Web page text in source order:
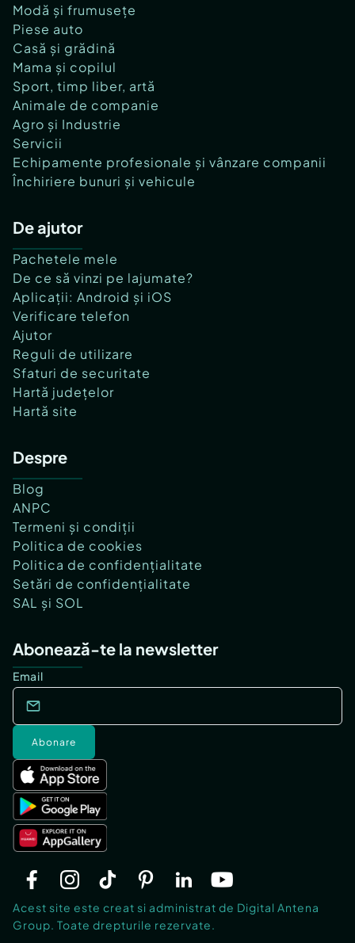
Modă și frumusețe
Piese auto
Casă și grădină
Mama și copilul
Sport, timp liber, artă
Animale de companie
Agro și Industrie
Servicii
Echipamente profesionale și vânzare companii
Închiriere bunuri și vehicule
De ajutor
Pachetele mele
De ce să vinzi pe lajumate?
Aplicații: Android și iOS
Verificare telefon
Ajutor
Reguli de utilizare
Sfaturi de securitate
Hartă județelor
Hartă site
Despre
Blog
ANPC
Termeni și condiții
Politica de cookies
Politica de confidențialitate
Setări de confidențialitate
SAL și SOL
Abonează-te la newsletter
Email
Abonare
Acest site este creat si administrat de Digital Antena
Group. Toate drepturile rezervate.